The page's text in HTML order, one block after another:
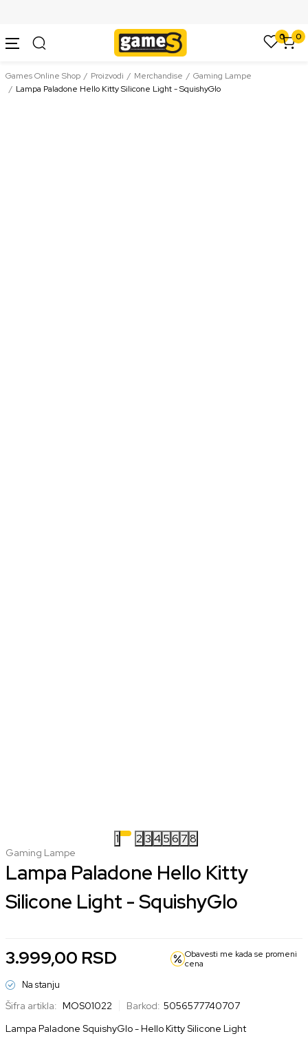
0 0
Games Online Shop Proizvodi Merchandise
Gaming Lampe
Lampa Paladone Hello Kitty Silicone Light - SquishyGlo
1 23 456 78
Gaming Lampe
Lampa Paladone Hello Kitty
Silicone Light - SquishyGlo
3.999,00 RSD
Obavesti me kada se promeni
cena
Na stanju
Šifra artikla: MOS01022 Barkod: 5056577740707
Lampa Paladone SquishyGlo - Hello Kitty Silicone Light
Prijavite se da biste videli svoj popust